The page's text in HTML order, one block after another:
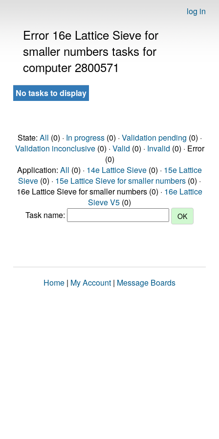
log in
Error 16e Lattice Sieve for
smaller numbers tasks for
computer 2800571
No tasks to display
State: All (0) · In progress(0) · Validation pending (0) ·
Validation inconclusive(0) · Valid (0) · Invalid (0) · Error
(0)
Application: All (0) · 14e Lattice Sieve (0) · 15e Lattice
Sieve (0) · 15e Lattice Sieve for smaller numbers (0) ·
16e Lattice Sieve for smaller numbers (0) · 16e Lattice
Sieve V5 (0)
Task name:
Home | My Account | Message Boards